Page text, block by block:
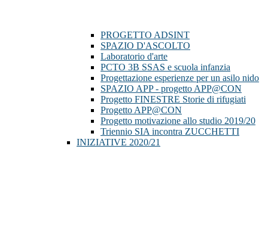
PROGETTO ADSINT
SPAZIO D'ASCOLTO
Laboratorio d'arte
PCTO 3B SSAS e scuola infanzia
Progettazione esperienze per un asilo nido
SPAZIO APP - progetto APP@CON
Progetto FINESTRE Storie di rifugiati
Progetto APP@CON
Progetto motivazione allo studio 2019/20
Triennio SIA incontra ZUCCHETTI
INIZIATIVE 2020/21